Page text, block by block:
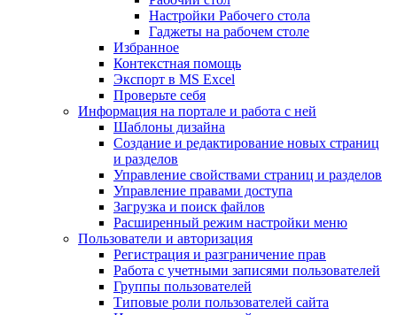
Настройки Рабочего стола
Гаджеты на рабочем столе
Избранное
Контекстная помощь
Экспорт в MS Excel
Проверьте себя
Информация на портале и работа с ней
Шаблоны дизайна
Создание и редактирование новых страниц
и разделов
Управление свойствами страниц и разделов
Управление правами доступа
Загрузка и поиск файлов
Расширенный режим настройки меню
Пользователи и авторизация
Регистрация и разграничение прав
Работа с учетными записями пользователей
Группы пользователей
Типовые роли пользователей сайта